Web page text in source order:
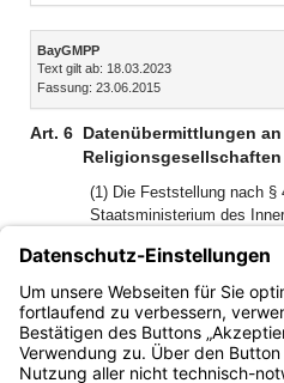
Inhalt
BayGMPP
Text gilt ab: 18.03.2023
Fassung: 23.06.2015
Art. 6 Datenübermittlungen
Religionsgesellschaften
(1) Die Feststellung nach
Staatsministerium des
(2) Die öffentlich-
übermitteln den
der Mitgliedschaft einer